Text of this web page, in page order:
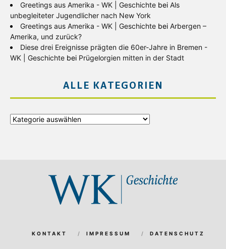
Greetings aus Amerika - WK | Geschichte bei Als
unbegleiteter Jugendlicher nach New York
Greetings aus Amerika - WK | Geschichte bei Arbergen –
Amerika, und zurück?
Diese drei Ereignisse prägten die 60er-Jahre in Bremen -
WK | Geschichte bei Prügelorgien mitten in der Stadt
ALLE KATEGORIEN
Alle
KONTAKT IMPRESSUM DATENSCHUTZ